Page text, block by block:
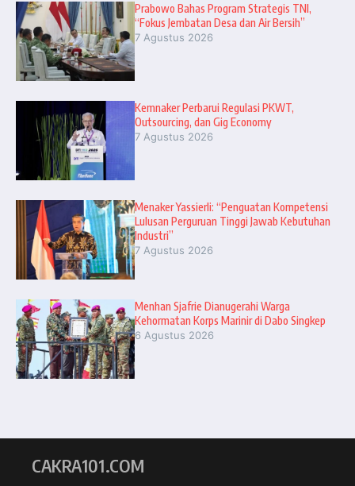
Prabowo Bahas Program Strategis TNI,
“Fokus Jembatan Desa dan Air Bersih”
7 Agustus 2026
Kemnaker Perbarui Regulasi PKWT,
Outsourcing, dan Gig Economy
7 Agustus 2026
Menaker Yassierli: “Penguatan Kompetensi
Lulusan Perguruan Tinggi Jawab Kebutuhan
Industri”
7 Agustus 2026
Menhan Sjafrie Dianugerahi Warga
Kehormatan Korps Marinir di Dabo Singkep
6 Agustus 2026
CAKRA101.COM